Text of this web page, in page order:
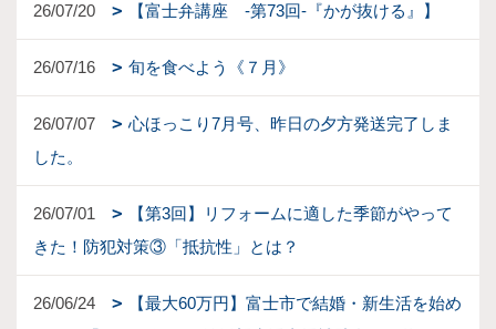
26/07/20 【富士弁講座 -第73回-『かが抜ける』】
26/07/16 旬を食べよう《７月》
26/07/07
心ほっこり7月号、昨日の夕方発送完了しま
した。
26/07/01
【第3回】リフォームに適した季節がやって
きた！防犯対策③「抵抗性」とは？
26/06/24
【最大60万円】富士市で結婚・新生活を始め